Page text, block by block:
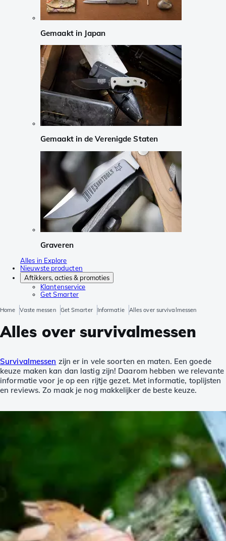
Gemaakt in Japan
Gemaakt in de Verenigde Staten
Graveren
Alles in Explore
Nieuwste producten
Aftikkers, acties & promoties
Klantenservice
Get Smarter
Home Vaste messen Get Smarter Informatie Alles over survivalmessen
Alles over survivalmessen
Survivalmessen zijn er in vele soorten en maten. Een goede
keuze maken kan dan lastig zijn! Daarom hebben we relevante
informatie voor je op een rijtje gezet. Met informatie, toplijsten
en reviews. Zo maak je nog makkelijker de beste keuze.